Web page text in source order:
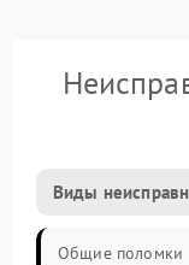
Виды
Общие поломки